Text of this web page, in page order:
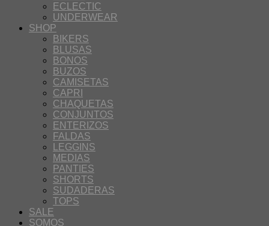
ECLECTIC
UNDERWEAR
SHOP
BIKERS
BLUSAS
BONOS
BUZOS
CAMISETAS
CAPRI
CHAQUETAS
CONJUNTOS
ENTERIZOS
FALDAS
LEGGINS
MEDIAS
PANTIES
SHORTS
SUDADERAS
TOPS
SALE
SOMOS